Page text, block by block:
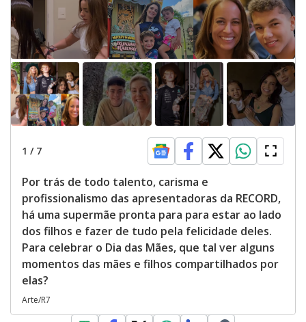
1 / 7
Por trás de todo talento, carisma e
profissionalismo das apresentadoras da RECORD,
há uma supermãe pronta para para estar ao lado
dos filhos e fazer de tudo pela felicidade deles.
Para celebrar o Dia das Mães, que tal ver alguns
momentos das mães e filhos compartilhados por
elas?
Arte/R7